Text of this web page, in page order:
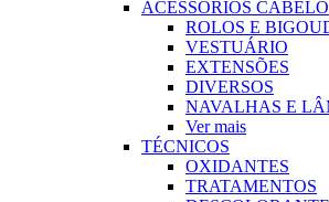
ACESSORIOS CABELO
ROLOS E
VESTUÁRIO
EXTENSÕES
DIVERSOS
NAVALHAS E
Ver mais
TÉCNICOS
OXIDANTES
TRATAMENTOS